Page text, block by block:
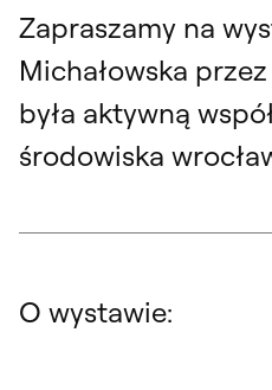
Zapraszamy na
Michałowska
była aktywną
środowiska
O wystawie: